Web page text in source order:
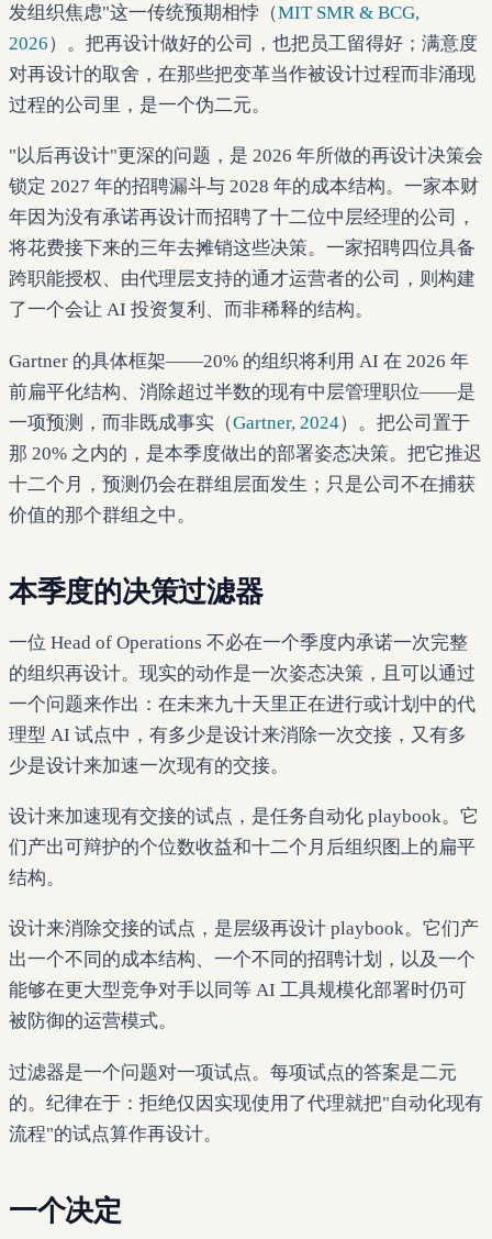
发组织焦虑"这一传统预期相悖（MIT SMR & BCG,
2026）。把再设计做好的公司，也把员工留得好；满意度
对再设计的取舍，在那些把变革当作被设计过程而非涌现
过程的公司里，是一个伪二元。
"以后再设计"更深的问题，是 2026 年所做的再设计决策会
锁定 2027 年的招聘漏斗与 2028 年的成本结构。一家本财
年因为没有承诺再设计而招聘了十二位中层经理的公司，
将花费接下来的三年去摊销这些决策。一家招聘四位具备
跨职能授权、由代理层支持的通才运营者的公司，则构建
了一个会让 AI 投资复利、而非稀释的结构。
Gartner 的具体框架——20% 的组织将利用 AI 在 2026 年
前扁平化结构、消除超过半数的现有中层管理职位——是
一项预测，而非既成事实（Gartner, 2024）。把公司置于
那 20% 之内的，是本季度做出的部署姿态决策。把它推迟
十二个月，预测仍会在群组层面发生；只是公司不在捕获
价值的那个群组之中。
本季度的决策过滤器
一位 Head of Operations 不必在一个季度内承诺一次完整
的组织再设计。现实的动作是一次姿态决策，且可以通过
一个问题来作出：在未来九十天里正在进行或计划中的代
理型 AI 试点中，有多少是设计来消除一次交接，又有多
少是设计来加速一次现有的交接。
设计来加速现有交接的试点，是任务自动化 playbook。它
们产出可辩护的个位数收益和十二个月后组织图上的扁平
结构。
设计来消除交接的试点，是层级再设计 playbook。它们产
出一个不同的成本结构、一个不同的招聘计划，以及一个
能够在更大型竞争对手以同等 AI 工具规模化部署时仍可
被防御的运营模式。
过滤器是一个问题对一项试点。每项试点的答案是二元
的。纪律在于：拒绝仅因实现使用了代理就把"自动化现有
流程"的试点算作再设计。
一个决定